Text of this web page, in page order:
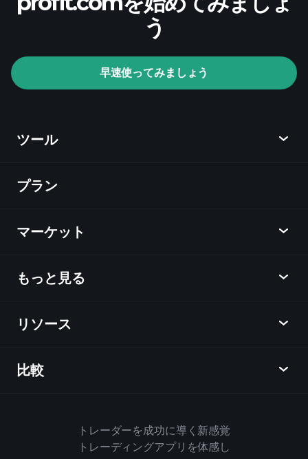
Playtradeトーナメン
う
早速使ってみましょう
ツール
ディスカバー
チャート
ニュース
ラーニングハブ
メッセンジャー
プラン
マーケット
概要
外国為替
指数
もっと見る
アフィリエイトプログラム
企業情報
Playtradeについて
リソース
ヘルプセンター
ハウスルール
クッキーポリシー
比較
トレーダーを成功に導く新感覚
トレーディングアプリを体感し